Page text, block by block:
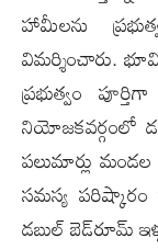
హామీలను
విమర్శించారు.
ప్రభుత్వం
నియోజకవర్గంలో
పలుమార్లు
సమస్య పరిష్కారం
డబుల్ బెడ్‌రూమ్